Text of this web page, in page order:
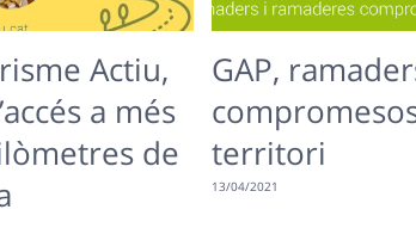
Actiu,
a més
de
GAP,
territori
13/04/2021